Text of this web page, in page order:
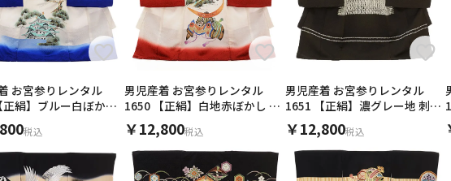
お宮参りレンタル
正絹】ブルー白ぼかし
税込
男児産着 お宮参りレンタル
1650 【正絹】白地赤ぼかし 鷲
と兜
￥12,800税込
男児産着 お宮参りレンタル
1651 【正絹】濃グレー地 刺繍
おもちゃ
￥12,800税込